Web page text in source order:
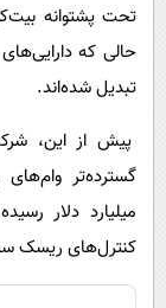
تحت پشتوانه‌
حالی که
تبدیل شده‌اند.
پیش از این،
میلیارد دلار
کنترل‌های ریسک